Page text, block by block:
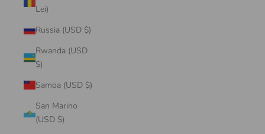
Lei)
Russia (USD $)
Rwanda (USD
$)
Samoa (USD $)
San Marino
(USD $)